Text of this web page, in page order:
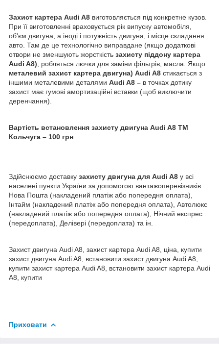
Захист картера Audi A8 виготовляється під конкретне кузов.
При її виготовленні враховується рік випуску автомобіля,
об'єм двигуна, а іноді і потужність двигуна, і місце складання
авто. Там де це технологічно виправдане (якщо додаткові
отвори не зменшують жорсткість захисту піддону картера
Audi A8) , робляться лючки для заміни фільтрів, масла. Якщо
металевий захист картера двигуна) Audi A8 стикається з
іншими металевими деталями Audi A8 – в точках дотику
захист має гумові амортизаційні вставки (щоб виключити
деренчання).
Вартість встановлення захисту двигуна Audi A8 ТМ
Кольчуга – 100 грн
Здійснюємо доставку захисту двигуна для Audi A8 у всі
населені пункти України за допомогою вантажоперевізників
Нова Пошта (накладений платіж або попередня оплата),
Інтайм (накладений платіж або попередня оплата), Автолюкс
(накладений платіж або попередня оплата), Нічний експрес
(передоплата), Делівері (передоплата) та ін.
Захист двигуна Audi A8, захист картера Audi A8, ціна, купити
захист двигуна Audi A8, встановити захист двигуна Audi A8,
купити захист картера Audi A8, встановити захист картера Audi
A8, купити
Приховати